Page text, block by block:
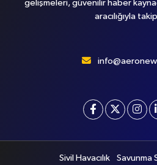
gelişmeleri, güvenilir haber
aracılığıyla
Sivil Havacılık Savunma